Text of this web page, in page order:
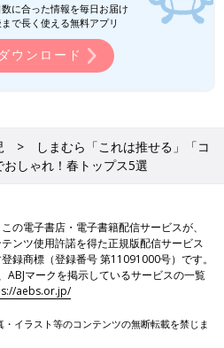
に合った情報を毎日お届け
で長く使える無料アプリ
ウンロード
しまむら「これは推せる」「コ
しゃれ！春トップス5選
の電子書店・電子書籍配信サービスが、
ンツ使用許諾を得た正規版配信サービス
録商標（登録番号 第11091000号）です。
ABJマークを掲示しているサービスの一覧
aebs.or.jp/
イラスト等のコンテンツの無断転載を禁じま